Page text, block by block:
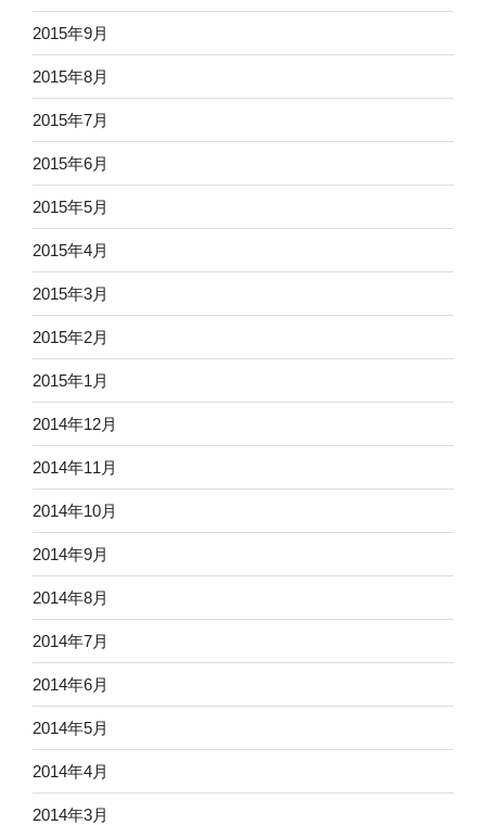
2015年9月
2015年8月
2015年7月
2015年6月
2015年5月
2015年4月
2015年3月
2015年2月
2015年1月
2014年12月
2014年11月
2014年10月
2014年9月
2014年8月
2014年7月
2014年6月
2014年5月
2014年4月
2014年3月